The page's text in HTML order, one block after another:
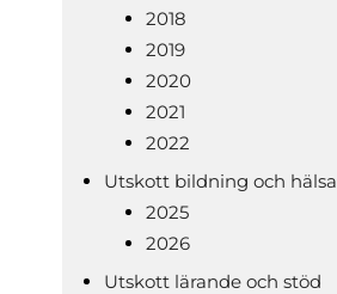
2018
2019
2020
2021
2022
Utskott bildning och hälsa
2025
2026
Utskott lärande och stöd